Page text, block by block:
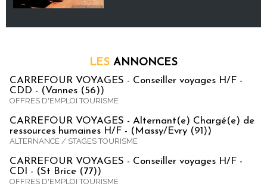
LES ANNONCES
CARREFOUR VOYAGES - Conseiller voyages H/F -
CDD - (Vannes (56))
OFFRES D'EMPLOI TOURISME
CARREFOUR VOYAGES - Alternant(e) Chargé(e) de
ressources humaines H/F - (Massy/Evry (91))
ALTERNANCE / STAGES TOURISME
CARREFOUR VOYAGES - Conseiller voyages H/F -
CDI - (St Brice (77))
OFFRES D'EMPLOI TOURISME